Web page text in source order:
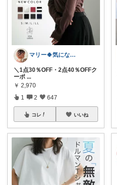
マリー🍀気になるものたくさん✨
＼1点30％OFF・2点40％OFFク
ーポ ...
￥ 2,970
1 2 647
コレ いいね